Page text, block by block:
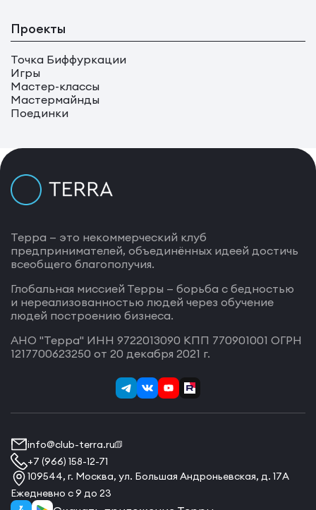
Проекты
Точка Биффуркации
Игры
Мастер-классы
Мастермайнды
Поединки
Терра — это некоммерческий клуб
предпринимателей, объединённых идеей достичь
всеобщего благополучия.
Глобальная миссией Терры — борьба с бедностью
и нереализованностью людей через обучение
людей построению бизнеса.
АНО "Терра" ИНН 9722013090 КПП 770901001 ОГРН
1217700623250 от 20 декабря 2021 г.
info@club-terra.ru
+7 (966) 158-12-71
109544, г. Москва, ул. Большая Андроньевская, д. 17А
Ежедневно с 9 до 23